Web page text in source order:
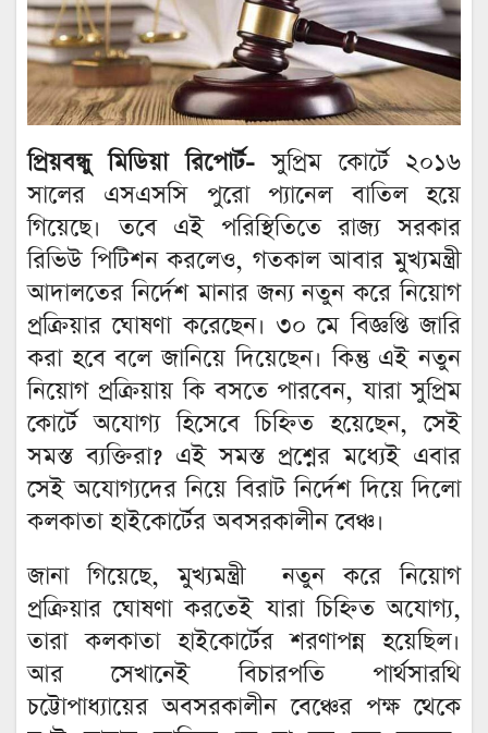
প্রিয়বন্ধু মিডিয়া রিপোর্ট-সুপ্রিম কোর্টে ২০১৬
সালের এসএসসি পুরো প্যানেল বাতিল হয়ে
গিয়েছে। তবে এই পরিস্থিতিতে রাজ্য সরকার
রিভিউ পিটিশন করলেও, গতকাল আবার মুখ্যমন্ত্রী
আদালতের নির্দেশ মানার জন্য নতুন করে নিয়োগ
প্রক্রিয়ার ঘোষণা করেছেন। ৩০ মে বিজ্ঞপ্তি জারি
করা হবে বলে জানিয়ে দিয়েছেন। কিন্তু এই নতুন
নিয়োগ প্রক্রিয়ায় কি বসতে পারবেন, যারা সুপ্রিম
কোর্টে অযোগ্য হিসেবে চিহ্নিত হয়েছেন, সেই
সমস্ত ব্যক্তিরা? এই সমস্ত প্রশ্নের মধ্যেই এবার
সেই অযোগ্যদের নিয়ে বিরাট নির্দেশ দিয়ে দিলো
কলকাতা হাইকোর্টের অবসরকালীন বেঞ্চ।
জানা গিয়েছে, মুখ্যমন্ত্রী নতুন করে নিয়োগ
প্রক্রিয়ার ঘোষণা করতেই যারা চিহ্নিত অযোগ্য,
তারা কলকাতা হাইকোর্টের শরণাপন্ন হয়েছিল।
আর সেখানেই বিচারপতি পার্থসারথি
চট্টোপাধ্যায়ের অবসরকালীন বেঞ্চের পক্ষ থেকে